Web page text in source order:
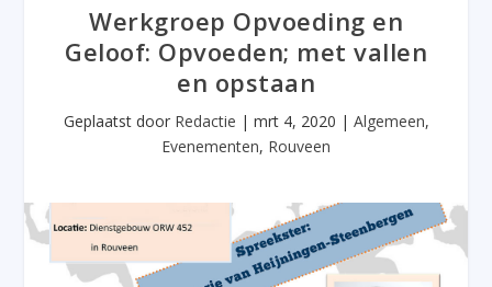
Werkgroep Opvoeding en
Geloof: Opvoeden; met vallen
en opstaan
Geplaatst door Redactie | mrt 4, 2020 | Algemeen,
Evenementen, Rouveen